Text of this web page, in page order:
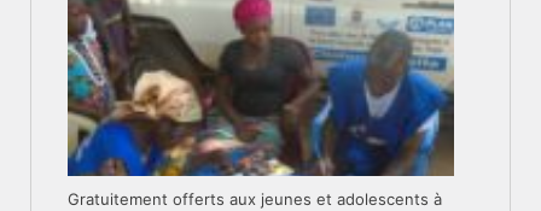
Gratuitement offerts aux jeunes et adolescents à